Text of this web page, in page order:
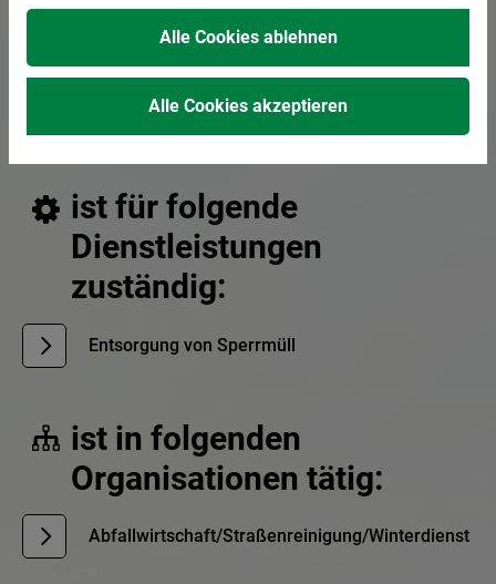
02366 303-101
Sachbearbeitung/Abfallberatung
ist für folgende
Dienstleistungen
zuständig:
Entsorgung von Sperrmüll
ist in folgenden
Organisationen tätig:
Abfallwirtschaft/Straßenreinigung/Winterdienst
Alle Cookies ablehnen
Alle Cookies akzeptieren